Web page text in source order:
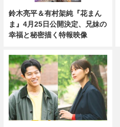
鈴木亮平＆有村架純『花まん
ま』4月25日公開決定、兄妹の
幸福と秘密描く特報映像